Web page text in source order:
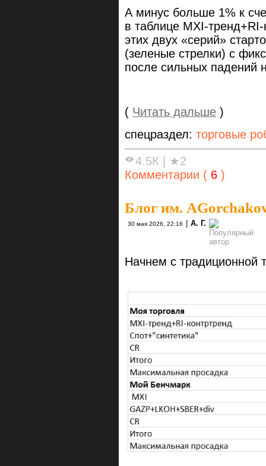
А минус больше 1% к
в таблице MXI-
этих двух «серий»
(зеленые стрелки) с
после сильных падений
( Читать дальше )
спецраздел: торговые
4.5К
★2
Комментарии ( 6 )
Блог им.
30 мая 2026, 22:16 А. Г.
Начнем с традиционной